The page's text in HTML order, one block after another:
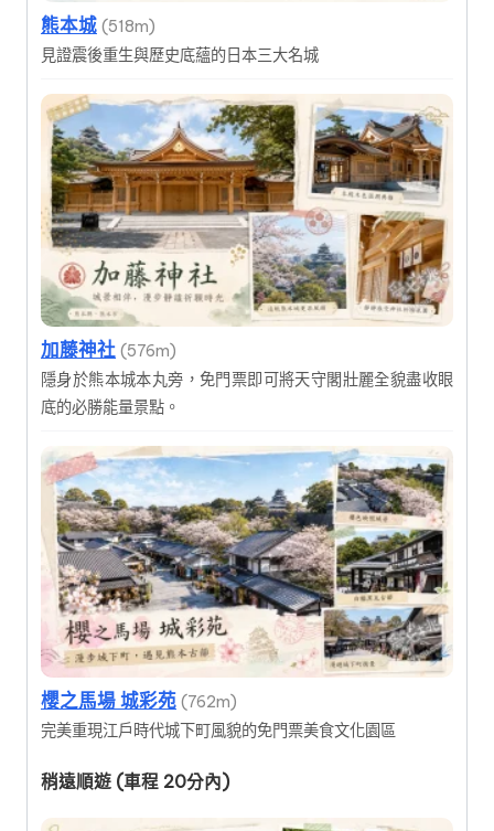
熊本城 (518m)
見證震後重生與歷史底蘊的日本三大名城
加藤神社 (576m)
隱身於熊本城本丸旁，免門票即可將天守閣壯麗全貌盡收眼
底的必勝能量景點。
櫻之馬場 城彩苑 (762m)
完美重現江戶時代城下町風貌的免門票美食文化園區
稍遠順遊 (車程 20分內)